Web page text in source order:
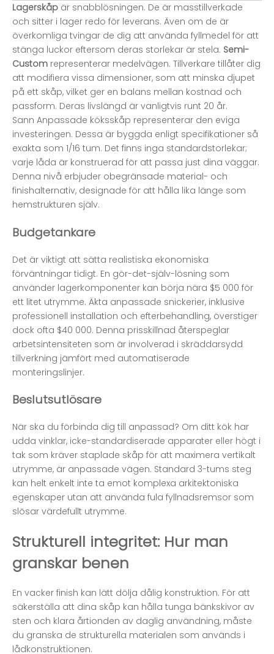
Lagerskåp är snabblösningen. De är masstillverkade
och sitter i lager redo för leverans. Även om de är
överkomliga tvingar de dig att använda fyllmedel för att
stänga luckor eftersom deras storlekar är stela. Semi-
Custom representerar medelvägen. Tillverkare tillåter dig
att modifiera vissa dimensioner, som att minska djupet
på ett skåp, vilket ger en balans mellan kostnad och
passform. Deras livslängd är vanligtvis runt 20 år.
Sann Anpassade köksskåp representerar den eviga
investeringen. Dessa är byggda enligt specifikationer så
exakta som 1/16 tum. Det finns inga standardstorlekar;
varje låda är konstruerad för att passa just dina väggar.
Denna nivå erbjuder obegränsade material- och
finishalternativ, designade för att hålla lika länge som
hemstrukturen själv.
Budgetankare
Det är viktigt att sätta realistiska ekonomiska
förväntningar tidigt. En gör-det-själv-lösning som
använder lagerkomponenter kan börja nära $5 000 för
ett litet utrymme. Äkta anpassade snickerier, inklusive
professionell installation och efterbehandling, överstiger
dock ofta $40 000. Denna prisskillnad återspeglar
arbetsintensiteten som är involverad i skräddarsydd
tillverkning jämfört med automatiserade
monteringslinjer.
Beslutsutlösare
När ska du förbinda dig till anpassad? Om ditt kök har
udda vinklar, icke-standardiserade apparater eller högt i
tak som kräver staplade skåp för att maximera vertikalt
utrymme, är anpassade vägen. Standard 3-tums steg
kan helt enkelt inte ta emot komplexa arkitektoniska
egenskaper utan att använda fula fyllnadsremsor som
slösar värdefullt utrymme.
Strukturell integritet: Hur man
granskar benen
En vacker finish kan lätt dölja dålig konstruktion. För att
säkerställa att dina skåp kan hålla tunga bänkskivor av
sten och klara årtionden av daglig användning, måste
du granska de strukturella materialen som används i
lådkonstruktionen.